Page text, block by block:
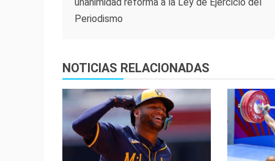
de
Periodismo
NOTICIAS RELACIONADAS